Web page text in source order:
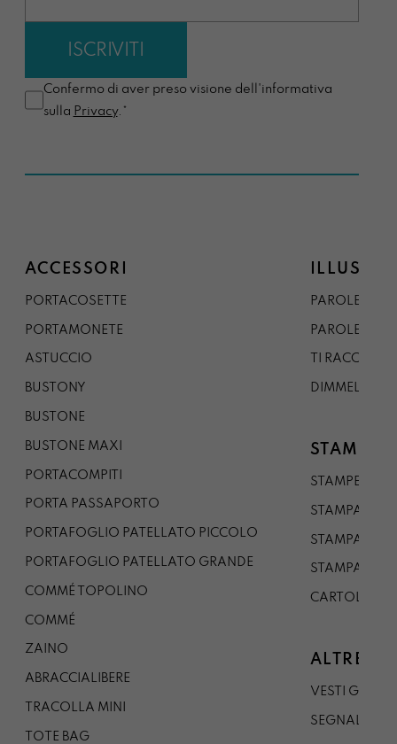
Confermo di aver preso visione dell'informativa
sulla Privacy.*
ACCESSORI
PORTACOSETTE
PORTAMONETE
ASTUCCIO
BUSTONY
BUSTONE
BUSTONE MAXI
PORTACOMPITI
PORTA PASSAPORTO
PORTAFOGLIO PATELLATO PICCOLO
PORTAFOGLIO PATELLATO GRANDE
COMMÉ TOPOLINO
COMMÉ
ZAINO
ABRACCIALIBERE
TRACOLLA MINI
TOTE BAG
PAROLE DAL
PAROLE DA
TI
DIMMELO
STAMPE
STAMPE A5
STAMPA A3
STAMPA A1
STAMPA A0
CARTOLINA
ALTRE
VESTI
SEGNALIBRO